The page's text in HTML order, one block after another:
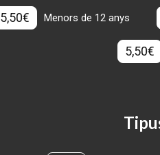
5,50€ Menors de 12 anys
5,50€